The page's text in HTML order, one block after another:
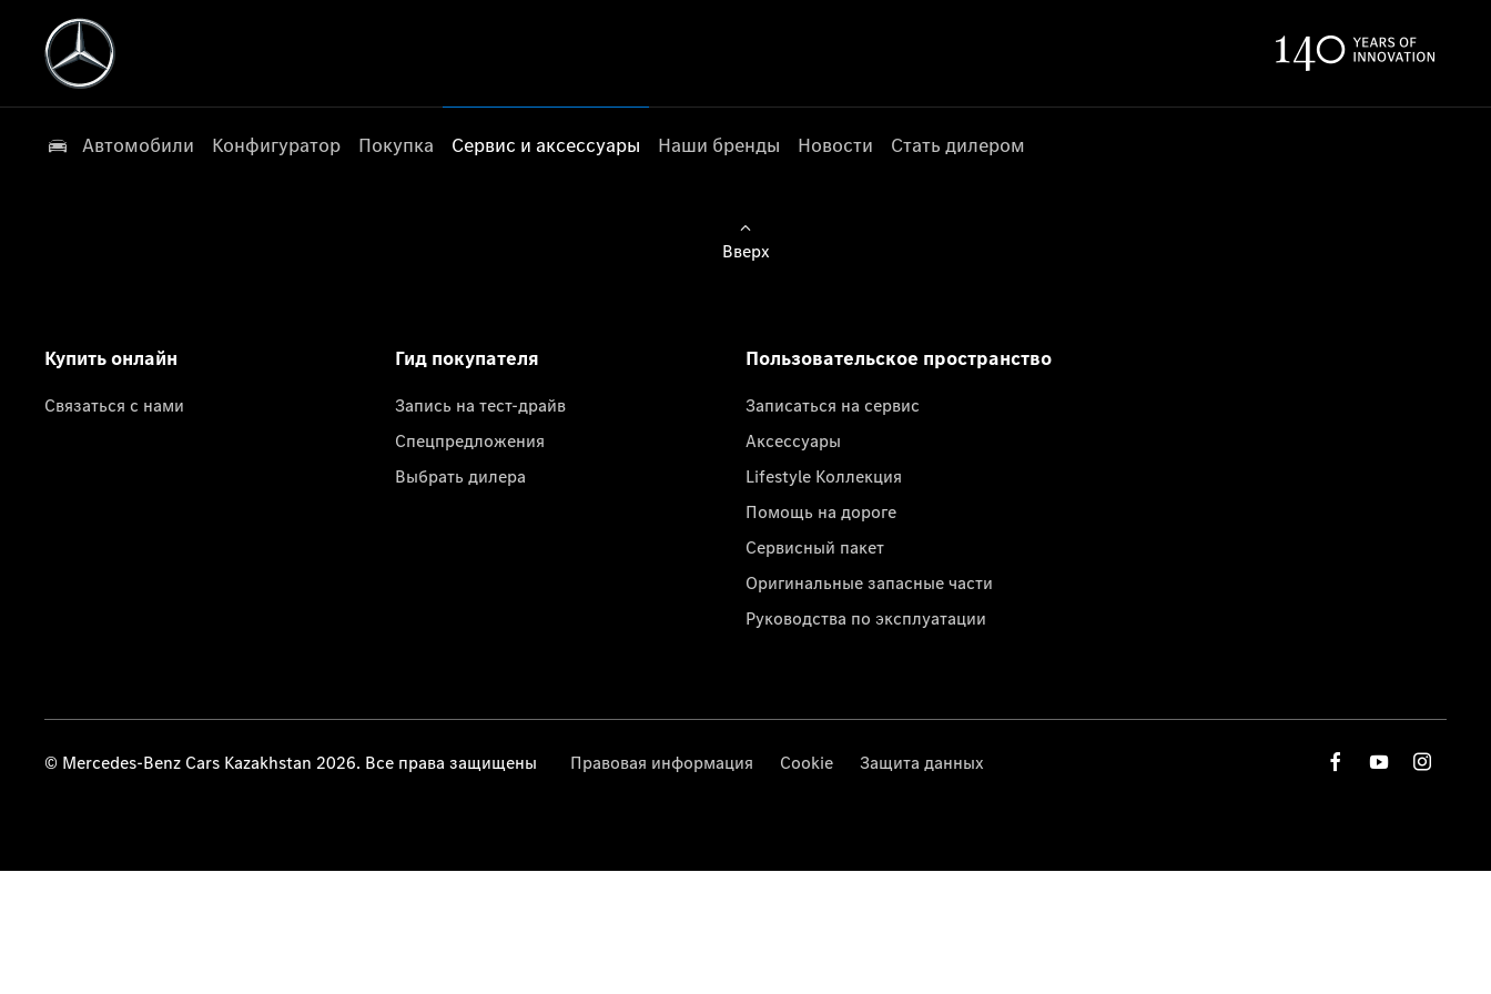
Автомобили Конфигуратор Покупка Сервис и аксессуары Наши бренды Новости Стать дилером
Вверх
Купить онлайн
Связаться с нами
Гид покупателя
Запись на тест-драйв
Спецпредложения
Выбрать дилера
Пользовательское пространство
Записаться на сервис
Аксессуары
Lifestyle Коллекция
Помощь на дороге
Сервисный пакет
Оригинальные запасные части
Руководства по эксплуатации
© Mercedes-Benz Cars Kazakhstan 2026. Все права защищены Правовая информация Cookie Защита данных